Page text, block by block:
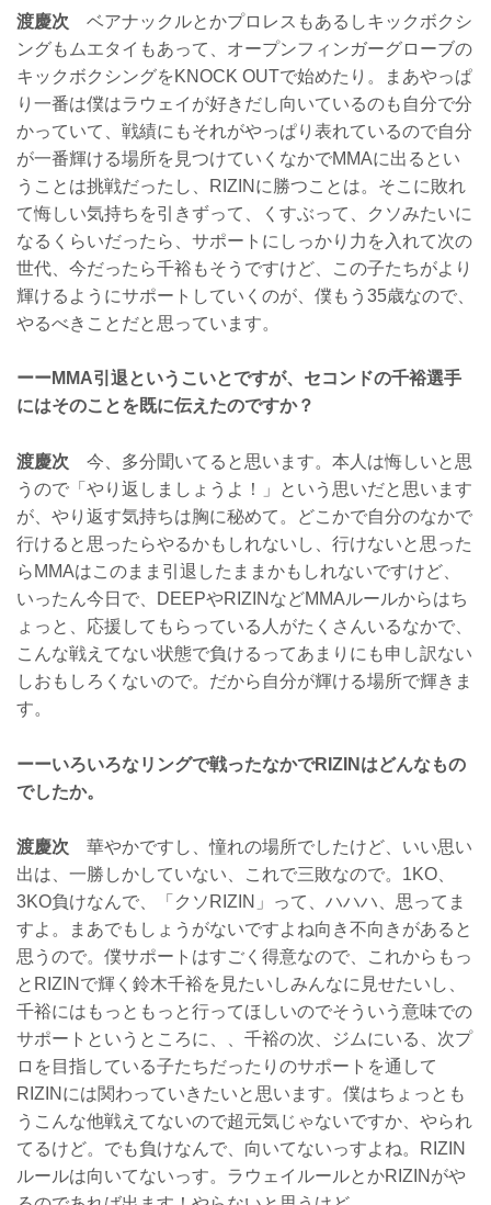
渡慶次 ベアナックルとかプロレスもあるしキックボクシ
ングもムエタイもあって、オープンフィンガーグローブの
キックボクシングをKNOCK OUTで始めたり。まあやっぱ
り一番は僕はラウェイが好きだし向いているのも自分で分
かっていて、戦績にもそれがやっぱり表れているので自分
が一番輝ける場所を見つけていくなかでMMAに出るとい
うことは挑戦だったし、RIZINに勝つことは。そこに敗れ
て悔しい気持ちを引きずって、くすぶって、クソみたいに
なるくらいだったら、サポートにしっかり力を入れて次の
世代、今だったら千裕もそうですけど、この子たちがより
輝けるようにサポートしていくのが、僕もう35歳なので、
やるべきことだと思っています。
ーーMMA引退というこいとですが、セコンドの千裕選手
にはそのことを既に伝えたのですか？
渡慶次 今、多分聞いてると思います。本人は悔しいと思
うので「やり返しましょうよ！」という思いだと思います
が、やり返す気持ちは胸に秘めて。どこかで自分のなかで
行けると思ったらやるかもしれないし、行けないと思った
らMMAはこのまま引退したままかもしれないですけど、
いったん今日で、DEEPやRIZINなどMMAルールからはち
ょっと、応援してもらっている人がたくさんいるなかで、
こんな戦えてない状態で負けるってあまりにも申し訳ない
しおもしろくないので。だから自分が輝ける場所で輝きま
す。
ーーいろいろなリングで戦ったなかでRIZINはどんなもの
でしたか。
渡慶次 華やかですし、憧れの場所でしたけど、いい思い
出は、一勝しかしていない、これで三敗なので。1KO、
3KO負けなんで、「クソRIZIN」って、ハハハ、思ってま
すよ。まあでもしょうがないですよね向き不向きがあると
思うので。僕サポートはすごく得意なので、これからもっ
とRIZINで輝く鈴木千裕を見たいしみんなに見せたいし、
千裕にはもっともっと行ってほしいのでそういう意味での
サポートというところに、、千裕の次、ジムにいる、次プ
ロを目指している子たちだったりのサポートを通して
RIZINには関わっていきたいと思います。僕はちょっとも
うこんな他戦えてないので超元気じゃないですか、やられ
てるけど。でも負けなんで、向いてないっすよね。RIZIN
ルールは向いてないっす。ラウェイルールとかRIZINがや